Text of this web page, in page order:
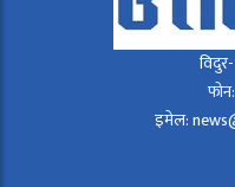
इमेल: